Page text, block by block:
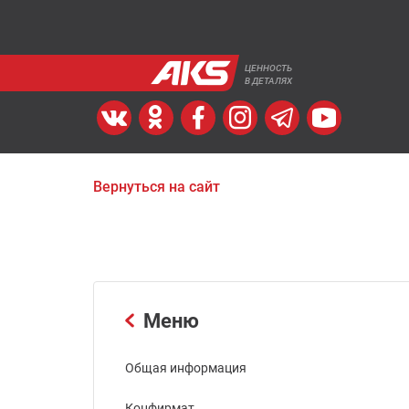
ЦЕННОСТЬ
В ДЕТАЛЯХ
Вернуться на сайт
Меню
Общая информация